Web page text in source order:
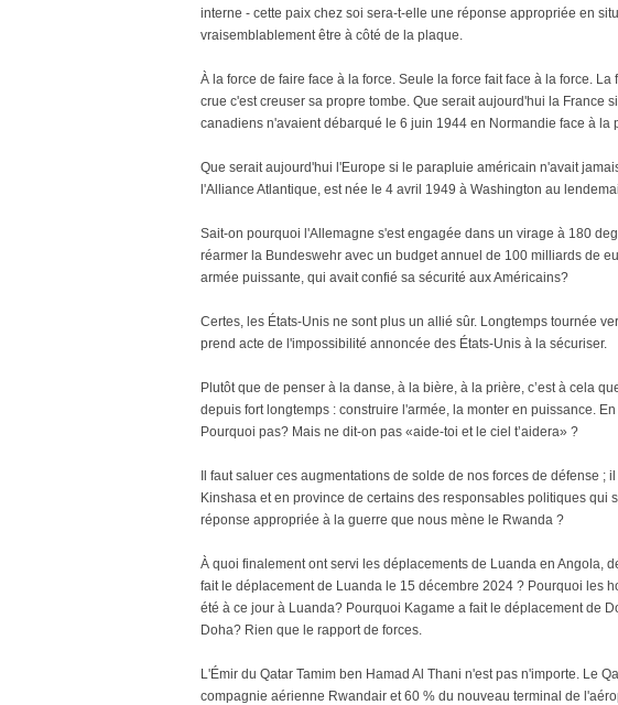
interne - cette paix chez soi sera-t-elle une réponse appropriée en
vraisemblablement être à côté de la plaque.
À la force de faire face à la force. Seule la force fait face à la force.
crue c'est creuser sa propre tombe. Que serait aujourd'hui la France
canadiens n'avaient débarqué le 6 juin 1944 en Normandie face à la
Que serait aujourd'hui l'Europe si le parapluie américain n'avait
l'Alliance Atlantique, est née le 4 avril 1949 à Washington au
Sait-on pourquoi l'Allemagne s'est engagée dans un virage à 180
réarmer la Bundeswehr avec un budget annuel de 100 milliards de
armée puissante, qui avait confié sa sécurité aux Américains?
Certes, les États-Unis ne sont plus un allié sûr. Longtemps tournée
prend acte de l'impossibilité annoncée des États-Unis à la sécuriser.
Plutôt que de penser à la danse, à la bière, à la prière, c’est à cela
depuis fort longtemps : construire l'armée, la monter en puissance.
Pourquoi pas? Mais ne dit-on pas «aide-toi et le ciel t’aidera» ?
Il faut saluer ces augmentations de solde de nos forces de défense
Kinshasa et en province de certains des responsables politiques qui
réponse appropriée à la guerre que nous mène le Rwanda ?
À quoi finalement ont servi les déplacements de Luanda en Angola,
fait le déplacement de Luanda le 15 décembre 2024 ? Pourquoi les
été à ce jour à Luanda? Pourquoi Kagame a fait le déplacement de
Doha? Rien que le rapport de forces.
L'Émir du Qatar Tamim ben Hamad Al Thani n'est pas n'importe. Le
compagnie aérienne Rwandair et 60 % du nouveau terminal de